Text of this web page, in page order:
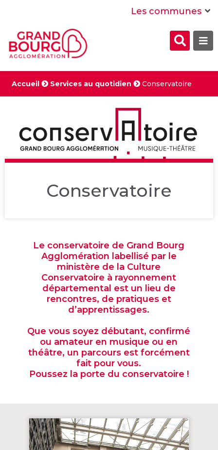
Les communes
de
Accueil Services au quotidien Conservatoire
Conservatoire
Le conservatoire de Grand Bourg
Agglomération labellisé par le
ministère de la Culture
Conservatoire à rayonnement
départemental est un lieu de
rencontres, de pratiques et
d’apprentissages.
Que vous soyez débutant, confirmé
ou amateur en musique ou en
théâtre, un parcours est forcément
fait pour vous.
Poussez la porte du conservatoire !